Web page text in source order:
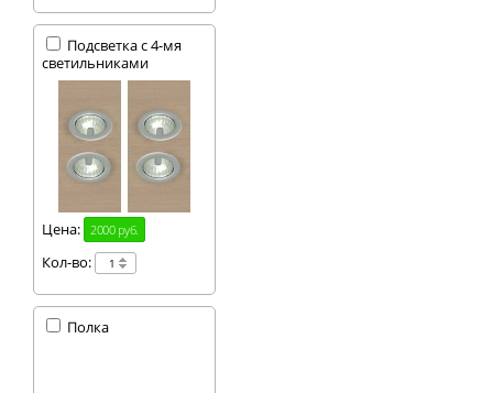
Подсветка с 4-мя
светильниками
Цена: 2000 руб.
Кол-во:
Полка